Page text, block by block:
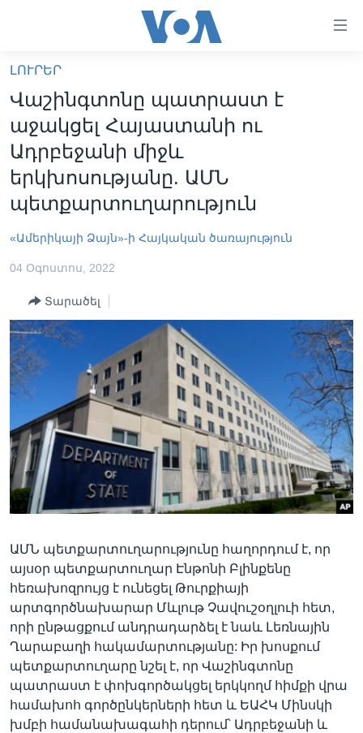
հիմնական
բովանդակությանը
անցնել
հիմնական
բովանդակությանը
հիմնական
բովանդակություն
ԼՈՒՐԵՐ
ՍՓՅՈՒՌՔ
ՏԵՍԱՆՅՈՒԹԵՐ
ՖԻԼՄԵՐ
ՖԻԼՄԵՐ
ՄԵՐ ՄԱՍԻՆ
ԿԱՊ ՄԵԶ ՀԵՏ
Learning English
ՀԵՏԵՒԵՔ ՄԵԶ
Լեզուներ
ԼՈՒՐԵՐ
Վաշինգտոնը պատրաստ է
աջակցել Հայաստանի ու
Ադրբեջանի միջև
երկխոսությանը. ԱՄՆ
պետքարտուղարություն
«Ամերիկայի Ձայն»-ի Հայկական ծառայություն
04 Օգոստոս, 2022
Տարածել
ԱՄՆ պետքարտուղարությունը հաղորդում է, որ
այսօր պետքարտուղար Էնթոնի Բլինքենը
հեռախոզրույց է ունեցել Թուրքիայի
արտգործնախարար Մևլութ Չավուշօղլուի հետ,
որի ընթացքում անդրադարձել է նաև Լեռնային
Ղարաբաղի հակամարտությանը: Իր խոսքում
պետքարտուղարը նշել է, որ Վաշինգտոնը
պատրաստ է փոխգործակցել երկկողմ հիմքի վրա
համախոհ գործընկերների հետ և ԵԱՀԿ Մինսկի
խմբի համանախագահի դերում՝ Ադրբեջանի և